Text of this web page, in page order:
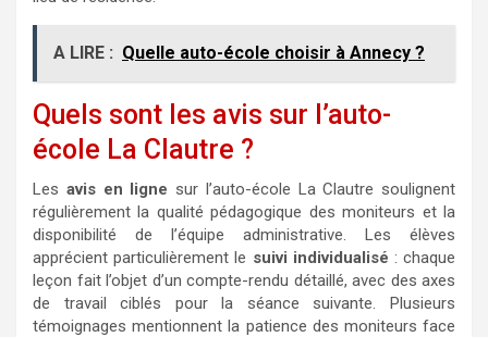
A LIRE : Quelle auto-école choisir à Annecy ?
Quels sont les avis sur l’auto-
école La Clautre ?
Les avis en ligne sur l’auto-école La Clautre soulignent
régulièrement la qualité pédagogique des moniteurs et la
disponibilité de l’équipe administrative. Les élèves
apprécient particulièrement le suivi individualisé : chaque
leçon fait l’objet d’un compte-rendu détaillé, avec des axes
de travail ciblés pour la séance suivante. Plusieurs
témoignages mentionnent la patience des moniteurs face